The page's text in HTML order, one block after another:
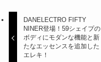
DANELECTRO FIFTY
NINER登場！59シェイプの
ボディにモダンな機能と新
たなエッセンスを追加した
エレキ！